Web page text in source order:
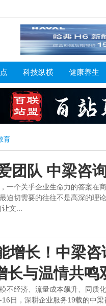
科技纵横 健康养生
育
团队 中梁咨
一个关乎企业生命力的答案在
迫切需要的往往不是高深的理
文...
增长！中梁
长与温情共鸣
不经济、流量成本飙升、同质
日，深耕企业服务19载的中